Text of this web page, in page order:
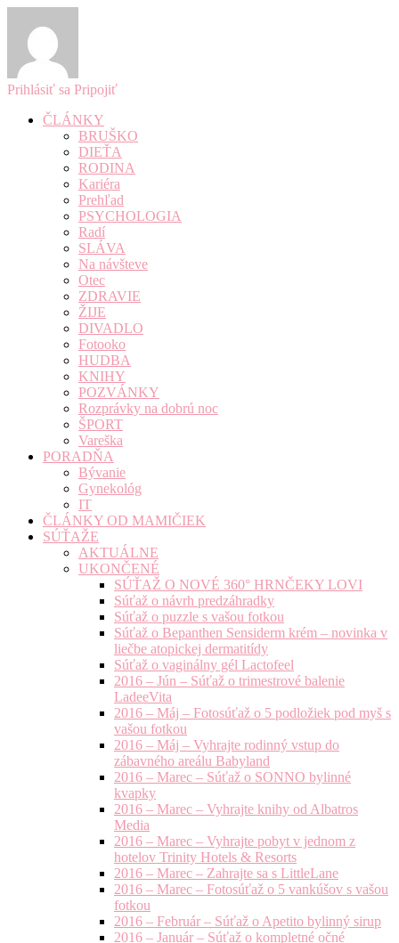
Prihlásiť sa Pripojiť
ČLÁNKY
BRUŠKO
DIEŤA
RODINA
Kariéra
Prehľad
PSYCHOLOGIA
Radí
SLÁVA
Na návšteve
Otec
ZDRAVIE
ŽIJE
DIVADLO
Fotooko
HUDBA
KNIHY
POZVÁNKY
Rozprávky na dobrú noc
ŠPORT
Vareška
PORADŇA
Bývanie
Gynekológ
IT
ČLÁNKY OD MAMIČIEK
SÚŤAŽE
AKTUÁLNE
UKONČENÉ
SÚŤAŽ O NOVÉ 360° HRNČEKY LOVI
Súťaž o návrh predzáhradky
Súťaž o puzzle s vašou fotkou
Súťaž o Bepanthen Sensiderm krém – novinka v
liečbe atopickej dermatitídy
Súťaž o vaginálny gél Lactofeel
2016 – Jún – Súťaž o trimestrové balenie
LadeeVita
2016 – Máj – Fotosúťaž o 5 podložiek pod myš s
vašou fotkou
2016 – Máj – Vyhrajte rodinný vstup do
zábavného areálu Babyland
2016 – Marec – Súťaž o SONNO bylinné
kvapky
2016 – Marec – Vyhrajte knihy od Albatros
Media
2016 – Marec – Vyhrajte pobyt v jednom z
hotelov Trinity Hotels & Resorts
2016 – Marec – Zahrajte sa s LittleLane
2016 – Marec – Fotosúťaž o 5 vankúšov s vašou
fotkou
2016 – Február – Súťaž o Apetito bylinný sirup
2016 – Január – Súťaž o kompletné očné